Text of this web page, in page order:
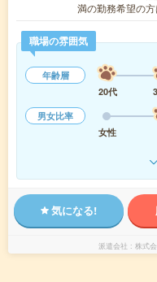
満の勤務希望の
職場の雰囲気
年齢層
20代
男女比率
女性
気になる!
派遣会社 株式